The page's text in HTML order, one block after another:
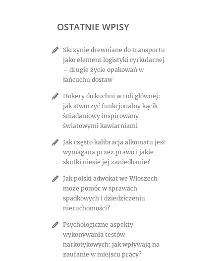
OSTATNIE WPISY
Skrzynie drewniane do transportu
jako element logistyki cyrkularnej
– drugie życie opakowań w
łańcuchu dostaw
Hokery do kuchni w roli głównej:
jak stworzyć funkcjonalny kącik
śniadaniowy inspirowany
światowymi kawiarniami
Jak często kalibracja alkomatu jest
wymagana przez prawo i jakie
skutki niesie jej zaniedbanie?
Jak polski adwokat we Włoszech
może pomóc w sprawach
spadkowych i dziedziczeniu
nieruchomości?
Psychologiczne aspekty
wykonywania testów
narkotykowych: jak wpływają na
zaufanie w miejscu pracy?